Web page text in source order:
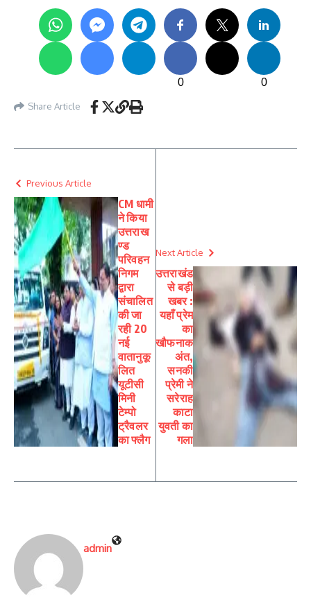
0 0
Share Article
Previous Article
CM धामी
ने किया
उत्तराख
ण्ड
परिवहन
निगम
द्वारा
संचालित
की जा
रही 20
नई
वातानुकू
लित
यूटीसी
मिनी
टेम्पो
ट्रैवलर
का फ्लैग
Next Article
उत्तराखंड
से बड़ी
खबर :
यहाँ प्रेम
का
खौफनाक
अंत,
सनकी
प्रेमी ने
सरेराह
काटा
युवती का
गला
admin